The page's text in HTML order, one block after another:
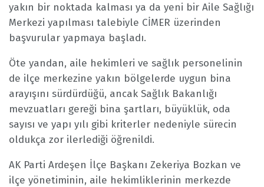
yakın bir noktada kalması ya da yeni bir Aile Sağlığı
Merkezi yapılması talebiyle CİMER üzerinden
başvurular yapmaya başladı.
Öte yandan, aile hekimleri ve sağlık personelinin
de ilçe merkezine yakın bölgelerde uygun bina
arayışını sürdürdüğü, ancak Sağlık Bakanlığı
mevzuatları gereği bina şartları, büyüklük, oda
sayısı ve yapı yılı gibi kriterler nedeniyle sürecin
oldukça zor ilerlediği öğrenildi.
AK Parti Ardeşen İlçe Başkanı Zekeriya Bozkan ve
ilçe yönetiminin, aile hekimliklerinin merkezde